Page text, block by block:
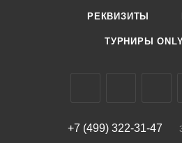
РЕКВИЗИТЫ
ТУРНИРЫ
+7 (499) 322-31-47